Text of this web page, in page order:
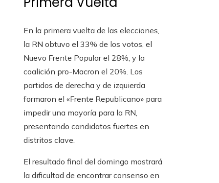
En la primera vuelta de las elecciones,
la RN obtuvo el 33% de los votos, el
Nuevo Frente Popular el 28%, y la
coalición pro-Macron el 20%. Los
partidos de derecha y de izquierda
formaron el «Frente Republicano» para
impedir una mayoría para la RN,
presentando candidatos fuertes en
distritos clave.
El resultado final del domingo mostrará
la dificultad de encontrar consenso en